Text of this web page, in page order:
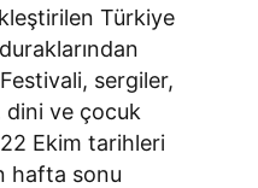
Türkiye
sergiler,
dini ve çocuk
Ekim tarihleri
hafta sonu